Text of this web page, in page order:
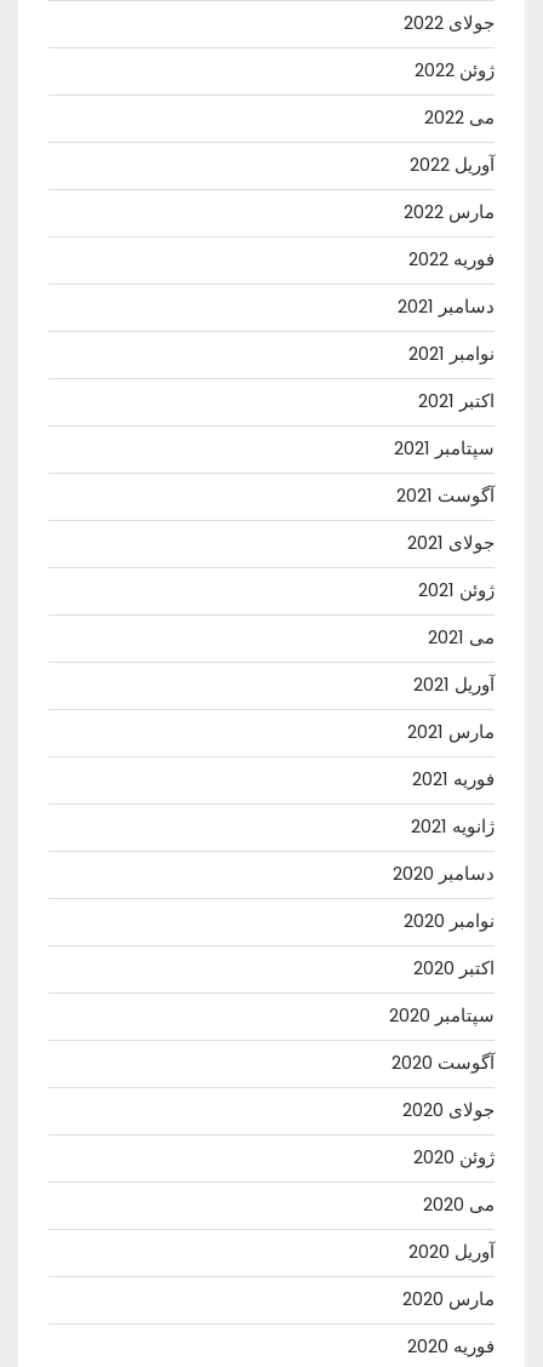
جولای 2022
ژوئن 2022
می 2022
آوریل 2022
مارس 2022
فوریه 2022
دسامبر 2021
نوامبر 2021
اکتبر 2021
سپتامبر 2021
آگوست 2021
جولای 2021
ژوئن 2021
می 2021
آوریل 2021
مارس 2021
فوریه 2021
ژانویه 2021
دسامبر 2020
نوامبر 2020
اکتبر 2020
سپتامبر 2020
آگوست 2020
جولای 2020
ژوئن 2020
می 2020
آوریل 2020
مارس 2020
فوریه 2020